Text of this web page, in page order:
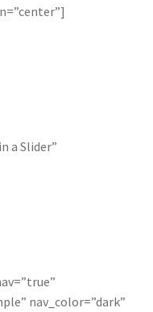
a Slider”
nav_color=”dark”